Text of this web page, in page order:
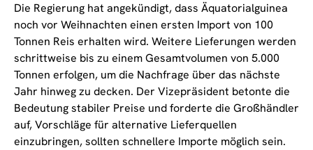
Die Regierung hat angekündigt, dass Äquatorialguinea
noch vor Weihnachten einen ersten Import von 100
Tonnen Reis erhalten wird. Weitere Lieferungen werden
schrittweise bis zu einem Gesamtvolumen von 5.000
Tonnen erfolgen, um die Nachfrage über das nächste
Jahr hinweg zu decken. Der Vizepräsident betonte die
Bedeutung stabiler Preise und forderte die Großhändler
auf, Vorschläge für alternative Lieferquellen
einzubringen, sollten schnellere Importe möglich sein.